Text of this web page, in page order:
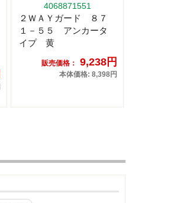
4068871551
２ＷＡＹガード ８７
１－５５ アンカータ
イプ 黄
販売価格： 9,238円
本体価格: 8,398円